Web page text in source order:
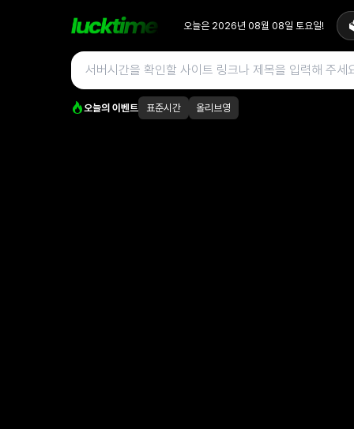
오늘은 2026년 08월 08일 토요일!
오늘의 이벤트 표준시간 올리브영